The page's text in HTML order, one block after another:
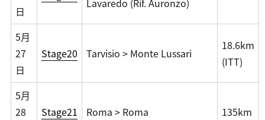
日
Lavaredo (Rif. Auronzo)
5月
27
日
Stage20 Tarvisio > Monte Lussari
18.6km
(ITT)
5月
28
Stage21 Roma > Roma 135km